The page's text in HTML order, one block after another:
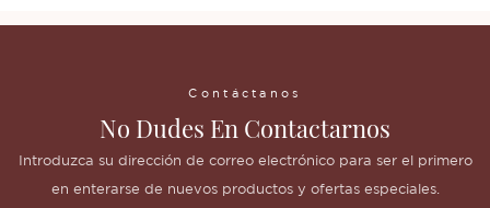
Contáctanos
No Dudes En Contactarnos
Introduzca su dirección de correo electrónico para ser el primero
en enterarse de nuevos productos y ofertas especiales.